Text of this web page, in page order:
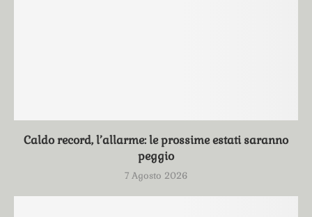
Caldo record, l’allarme: le prossime estati saranno
peggio
7 Agosto 2026